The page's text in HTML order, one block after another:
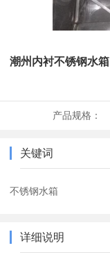
潮州内衬不锈钢水箱
产品规格：
关键词
不锈钢水箱
详细说明